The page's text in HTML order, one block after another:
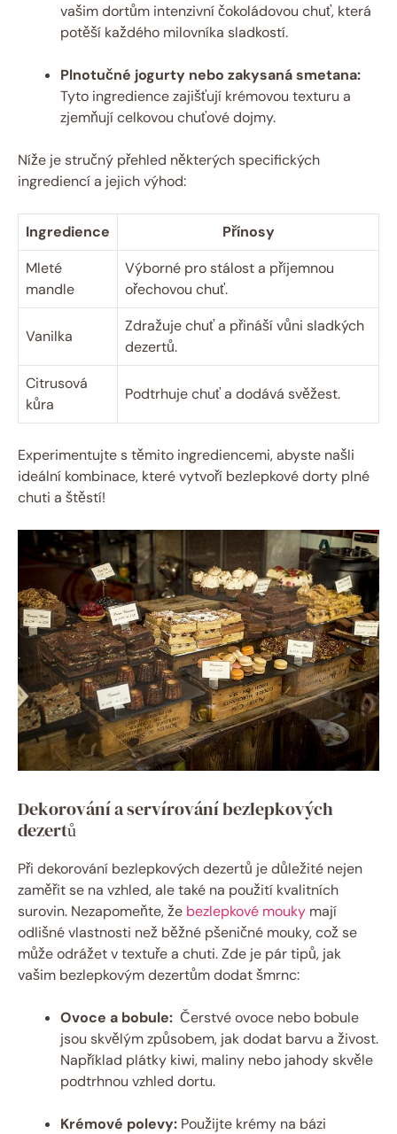
⁤vašim dortům ⁤intenzivní čokoládovou chuť, která
potěší každého⁤ milovníka sladkostí.
Plnotučné‌ jogurty nebo zakysaná⁢ smetana:
Tyto ‍ingredience zajišťují krémovou ⁢texturu a
⁢zjemňují celkovou ‌chuťové dojmy.
Níže je stručný přehled ‍některých specifických
ingrediencí a jejich​ výhod:
Ingredience
Přínosy
Mleté
mandle
Výborné⁣ pro stálost​ a ⁣příjemnou
ořechovou chuť.
Vanilka
Zdražuje ‌chuť a přináší vůni ‍sladkých
dezertů.
Citrusová
kůra
Podtrhuje chuť a dodává svěžest.
Experimentujte s těmito ingrediencemi, abyste našli
ideální kombinace, které vytvoří bezlepkové⁢ dorty plné
chuti⁣ a štěstí!
Dekorování ‍a servírování ⁢bezlepkových
dezertů
Při dekorování⁣ bezlepkových⁤ dezertů ‌je důležité nejen
zaměřit se ⁣na ‌vzhled, ale také na ⁤použití ‍kvalitních​
surovin.⁤ Nezapomeňte, ​že bezlepkové mouky mají
odlišné‍ vlastnosti než běžné ‌pšeničné ⁣mouky, což‌ se
může odrážet⁤ v⁤ textuře a⁢ chuti. Zde ​je pár tipů, jak
vašim ⁣bezlepkovým dezertům dodat šmrnc:
Ovoce a bobule: ​ Čerstvé ovoce nebo bobule⁣
jsou skvělým způsobem, ⁤jak dodat barvu a živost.
Například plátky⁤ kiwi, maliny nebo jahody skvěle⁣
podtrhnou vzhled‍ dortu.
Krémové polevy: Použijte krémy⁢ na bázi